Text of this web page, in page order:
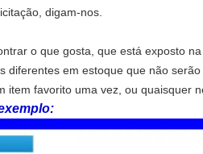
digam-nos.
o que gosta, que está exposto na
diferentes em estoque que não serão
item favorito uma vez, ou quaisquer